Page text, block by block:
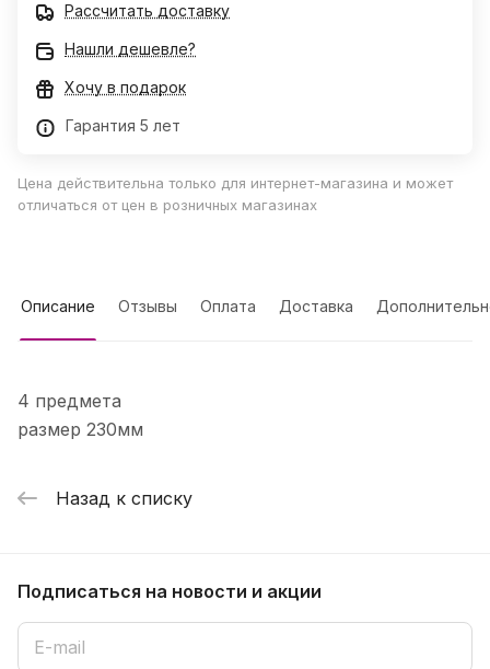
Рассчитать доставку
Нашли дешевле?
Хочу в подарок
Гарантия 5 лет
Цена действительна только для интернет-магазина и может
отличаться от цен в розничных магазинах
Описание Отзывы Оплата Доставка
4 предмета
размер 230мм
Назад к списку
Подписаться на новости и акции